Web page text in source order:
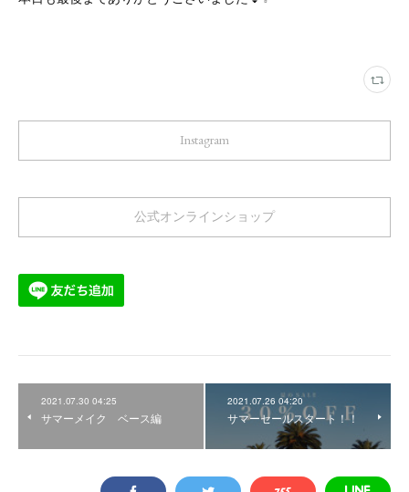
Instagram
公式オンラインショップ
2021.07.30 04:25
サマーメイク ベース編
2021.07.26 04:20
サマーセールスタート！！